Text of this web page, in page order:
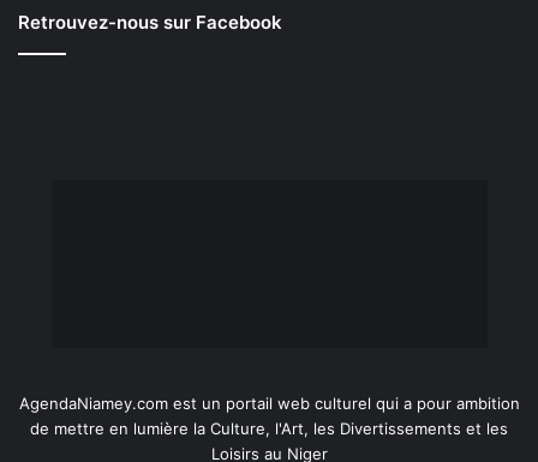
Retrouvez-nous sur Facebook
AgendaNiamey.com est un portail web culturel qui a pour ambition
de mettre en lumière la Culture, l'Art, les Divertissements et les
Loisirs au Niger